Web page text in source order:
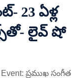
23 ఏళ్ల
లైవ్ షో
ప్రముఖ సంగీత